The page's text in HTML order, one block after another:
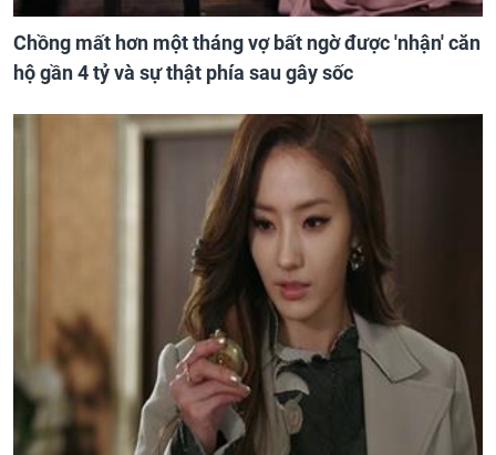
Chồng mất hơn một tháng vợ bất ngờ được 'nhận' căn
hộ gần 4 tỷ và sự thật phía sau gây sốc